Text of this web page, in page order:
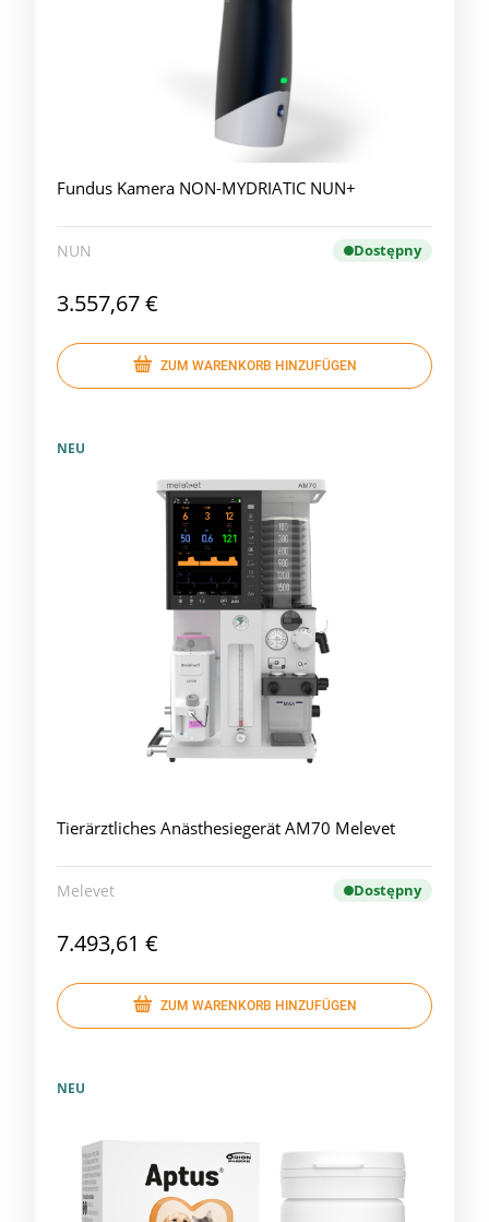
Fundus Kamera NON-MYDRIATIC NUN+
NUN Dostępny
3.557,67 €
ZUM WARENKORB HINZUFÜGEN
Tierärztliches Anästhesiegerät AM70 Melevet
Melevet Dostępny
7.493,61 €
ZUM WARENKORB HINZUFÜGEN
NEU
NEU